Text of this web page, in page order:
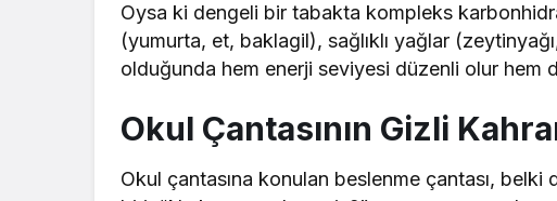
Oysa ki dengeli bir tabakta kompleks
(yumurta, et, baklagil), sağlıklı yağlar
olduğunda hem enerji seviyesi düzenli olur hem
Okul Çantasının Gizli
Okul çantasına konulan beslenme çantası,